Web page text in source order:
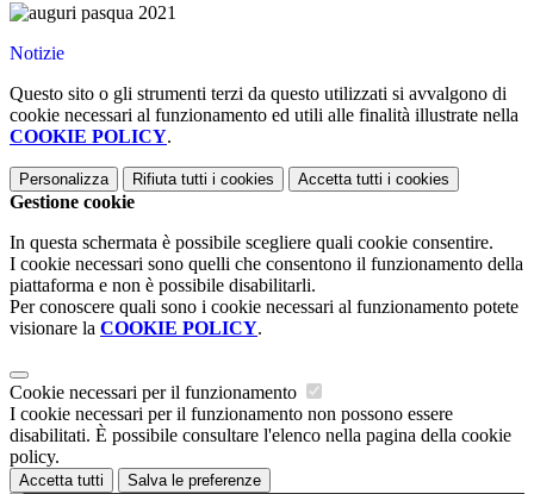
Notizie
Questo sito o gli strumenti terzi da questo utilizzati si avvalgono di
cookie necessari al funzionamento ed utili alle finalità illustrate nella
COOKIE POLICY.
Personalizza Rifiuta tutti i cookies Accetta tutti i cookies
Gestione cookie
In questa schermata è possibile scegliere quali cookie consentire.
I cookie necessari sono quelli che consentono il funzionamento della
piattaforma e non è possibile disabilitarli.
Per conoscere quali sono i cookie necessari al funzionamento potete
visionare la COOKIE POLICY.
Cookie necessari per il funzionamento
I cookie necessari per il funzionamento non possono essere
disabilitati. È possibile consultare l'elenco nella pagina della cookie
policy.
Accetta tutti Salva le preferenze